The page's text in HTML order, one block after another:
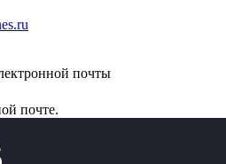
почты
почте.